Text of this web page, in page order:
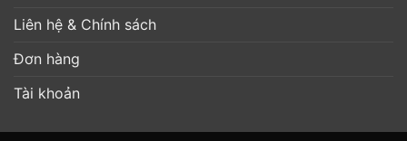
Liên hệ & Chính sách
Đơn hàng
Tài khoản